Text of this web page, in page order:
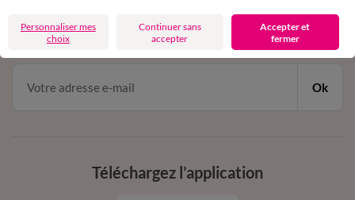
en vous inscrivant à la newsletter
dès 20€ d’achat
conditions dans votre email de confirmation
Ok
Téléchargez l’application
Personnaliser mes
choix
Continuer sans
accepter
Accepter et
fermer